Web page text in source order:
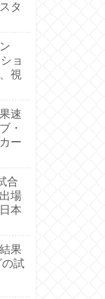
タ
ョ
視
速
・
ー
合
場
本
果
の試